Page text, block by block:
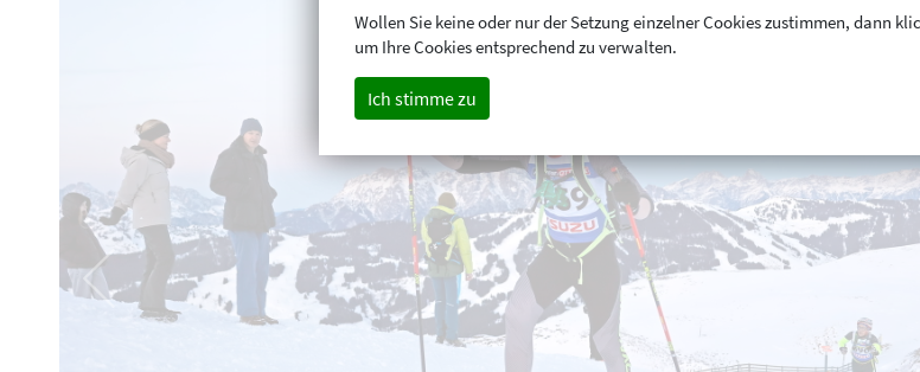
Wollen Sie keine oder nur der Setzung einzelner Cookies zustimmen, dann
um Ihre Cookies entsprechend zu verwalten.
Ich stimme zu